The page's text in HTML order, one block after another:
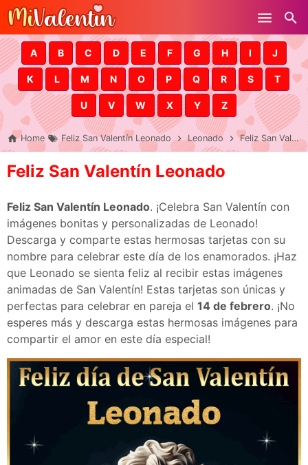
Skip to main content
A B C D E F G H I J
K L M N O P Q R S T
U V W X Y Z
Home Feliz San Valentín Leonado Leonado Feliz San Valentín Leonado
Feliz San Valentín Leonado
Feliz San Valentín Leonado. ¡Celebra San Valentín con
imágenes bonitas y personalizadas de Leonado!
Descarga y comparte estas hermosas tarjetas con su
nombre para celebrar este día de los enamorados. ¡Haz
que Leonado se sienta feliz al recibir estas imágenes
animadas de San Valentín! Estas tarjetas son únicas y
perfectas para celebrar en pareja el 14 de febrero. ¡No
esperes más y descarga estas hermosas imágenes para
compartir el amor en este día especial!